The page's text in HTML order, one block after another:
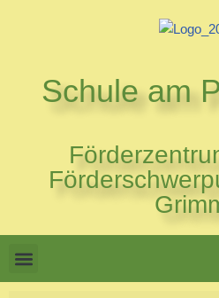
springenSchule am